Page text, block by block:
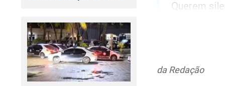
Querem
tentam
enganem:
Não luto
da Redação